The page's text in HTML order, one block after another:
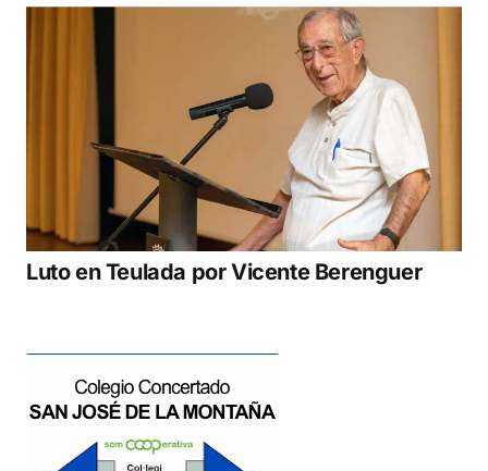
Luto en Teulada por Vicente Berenguer